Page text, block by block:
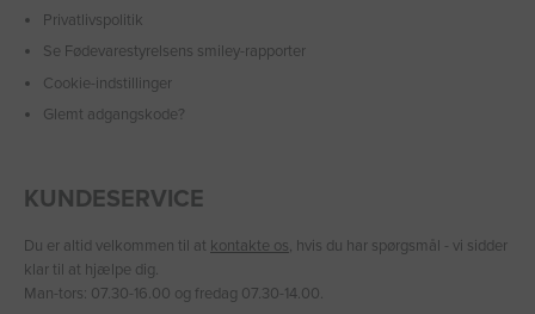
Privatlivspolitik
Se Fødevarestyrelsens smiley-rapporter
Cookie-indstillinger
Glemt adgangskode?
KUNDESERVICE
Du er altid velkommen til at kontakte os, hvis du har spørgsmål - vi sidder
klar til at hjælpe dig.
Man-tors: 07.30-16.00 og fredag 07.30-14.00.